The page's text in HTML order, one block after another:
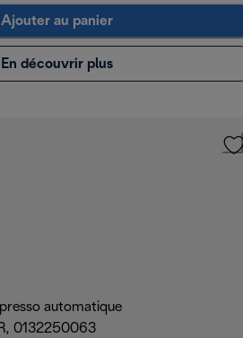
Ajouter au panier
En découvrir plus